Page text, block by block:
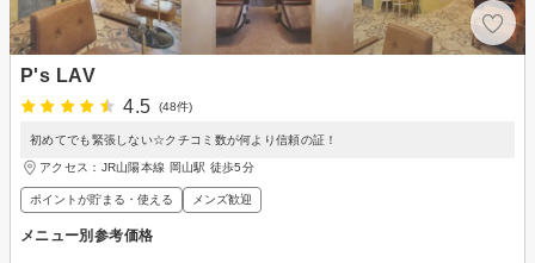
P's LAV
4.5
(48件)
初めてでも緊張しない☆クチコミ数が何より信頼の証！
アクセス：JR山陽本線 岡山駅 徒歩5分
ポイントが貯まる・使える メンズ歓迎
メニュー別参考価格